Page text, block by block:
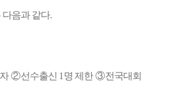
다음과 같다.
②선수출신 1 명 제한 ③전국대회